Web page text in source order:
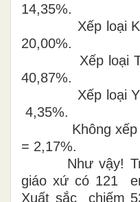
14,35%.
Xếp loại
20,00%.
Xếp loại
40,87%.
Xếp loại
4,35%.
Không
= 2,17%.
Như vậy!
giáo xứ có 121
Xuất sắc chiếm